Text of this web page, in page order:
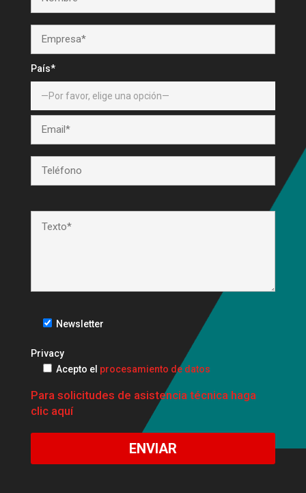
País*
Newsletter
Privacy
Acepto el procesamiento de datos
Para solicitudes de asistencia técnica haga
clic aquí
ENVIAR